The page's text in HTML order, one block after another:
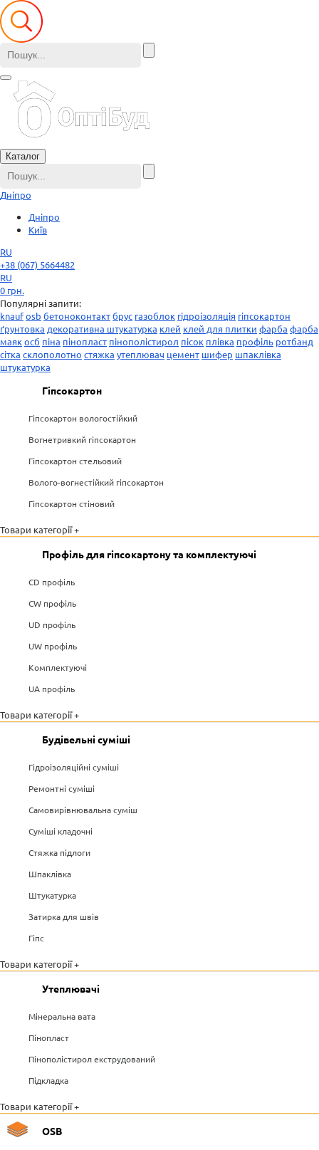
Каталог
Дніпро
Дніпро
Київ
RU
+38 (067) 5664482
RU
0 грн.
Популярні запити:
knaufosb бетоноконтактбрус газоблок гідроізоляція гіпсокартон
ґрунтовка декоративна штукатурка клей клей для плитки фарба фарба
маякосб піна пінопласт пінополістирол пісок плівка профіль ротбанд
сітка склополотно стяжка утеплювач цемент шифер шпаклівка
штукатурка
Гіпсокартон
Гіпсокартон вологостійкий
Вогнетривкий гіпсокартон
Гіпсокартон стельовий
Волого-вогнестійкий гіпсокартон
Гіпсокартон стіновий
Товари категорії +
Профіль для гіпсокартону та комплектуючі
CD профіль
CW профіль
UD профіль
UW профіль
Комплектуючі
UA профіль
Товари категорії +
Будівельні суміші
Гідроізоляційні суміші
Ремонтні суміші
Самовирівнювальна суміш
Суміші кладочні
Стяжка підлоги
Шпаклівка
Штукатурка
Затирка для швів
Гіпс
Товари категорії +
Утеплювачі
Мінеральна вата
Пінопласт
Пінополістирол екструдований
Підкладка
Товари категорії +
OSB